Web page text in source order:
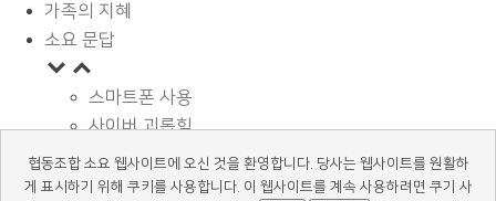
가족의 지혜
소요 문답
스마트폰 사용
사이버 괴롭힘
페이스북과 SNS
디지털과 학습
협동조합 소요 웹사이트에 오신 것을 환영합니다. 당사는 웹사이트를 원활하
게 표시하기 위해 쿠키를 사용합니다. 이 웹사이트를 계속 사용하려면 쿠기 사